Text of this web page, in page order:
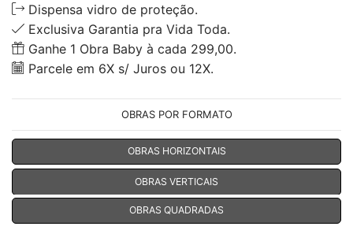
Dispensa vidro de proteção.
Exclusiva Garantia pra Vida Toda.
Ganhe 1 Obra Baby à cada 299,00.
Parcele em 6X s/ Juros ou 12X.
OBRAS POR FORMATO
OBRAS HORIZONTAIS
OBRAS VERTICAIS
OBRAS QUADRADAS